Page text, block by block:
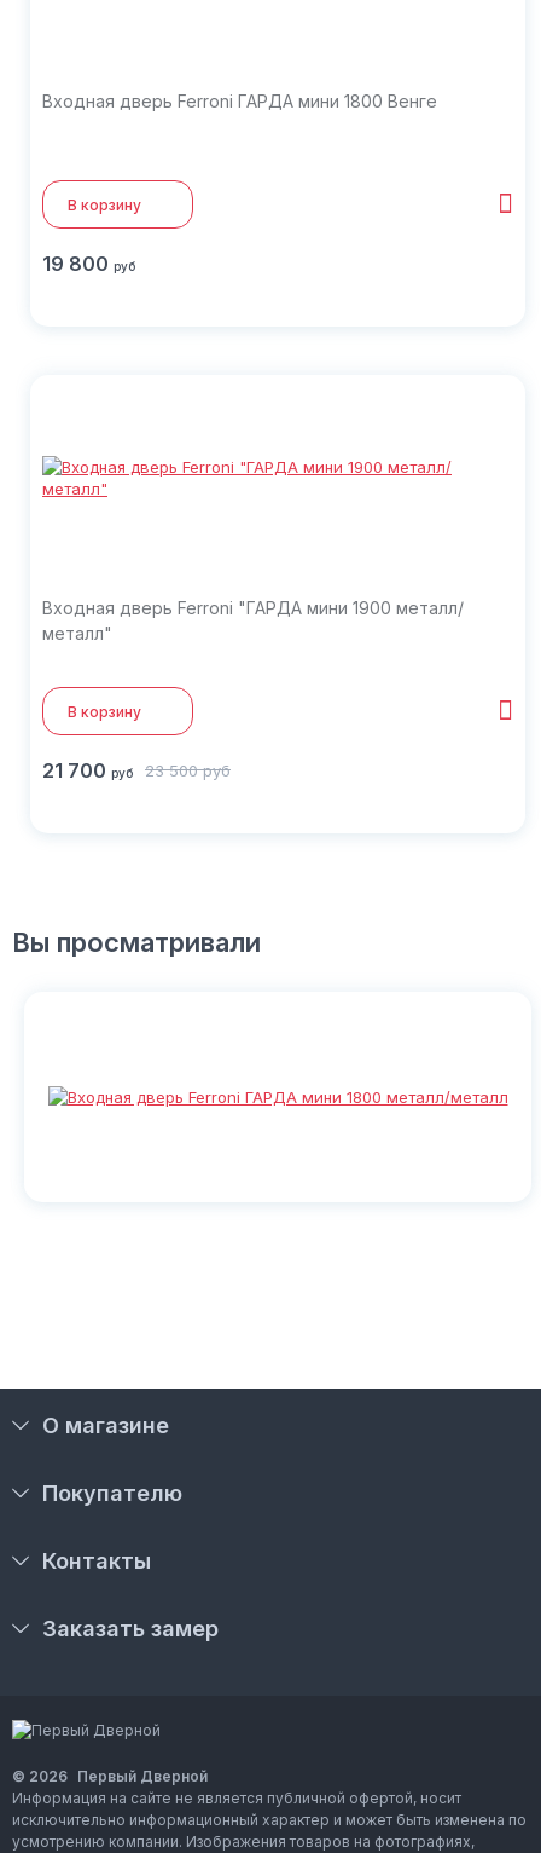
Входная дверь Ferroni ГАРДА мини 1800 Венге
В корзину
19 800 руб
Входная дверь Ferroni "ГАРДА мини 1900 металл/
металл"
В корзину
21 700 руб 23 500 руб
Вы просматривали
О магазине
Покупателю
Контакты
Заказать замер
© 2026 Первый Дверной
Информация на сайте не является публичной офертой, носит
исключительно информационный характер и может быть изменена по
усмотрению компании. Изображения товаров на фотографиях,